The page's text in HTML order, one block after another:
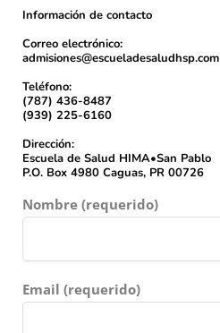
Información de contacto
Correo electrónico:
admisiones@escueladesaludhsp.com
Teléfono:
(787) 436-8487
(939) 225-6160
Dirección:
Escuela de Salud HIMA•San Pablo
P.O. Box 4980 Caguas, PR 00726
Nombre (requerido)
Email (requerido)